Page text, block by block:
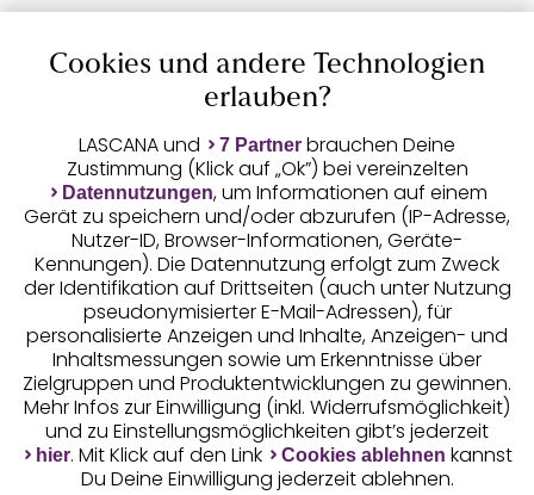
Auszeichnungen
Geprüfte Sicherheit
Unsere Apps
Cookies und andere Technologien
erlauben?
LASCANA und 7 Partner brauchen Deine
Zustimmung (Klick auf „Ok”) bei vereinzelten
Datennutzungen, um Informationen auf einem
Gerät zu speichern und/oder abzurufen (IP-Adresse,
Nutzer-ID, Browser-Informationen, Geräte-
Kennungen). Die Datennutzung erfolgt zum Zweck
der Identifikation auf Drittseiten (auch unter Nutzung
pseudonymisierter E-Mail-Adressen), für
personalisierte Anzeigen und Inhalte, Anzeigen- und
Inhaltsmessungen sowie um Erkenntnisse über
Zielgruppen und Produktentwicklungen zu gewinnen.
Mehr Infos zur Einwilligung (inkl. Widerrufsmöglichkeit)
und zu Einstellungsmöglichkeiten gibt’s jederzeit
hier. Mit Klick auf den Link Cookies ablehnen kannst
Du Deine Einwilligung jederzeit ablehnen.